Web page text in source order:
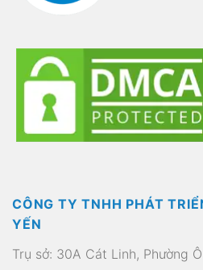
CÔNG TY TNHH PHÁT
YẾN
Trụ sở: 30A Cát Linh, Phường